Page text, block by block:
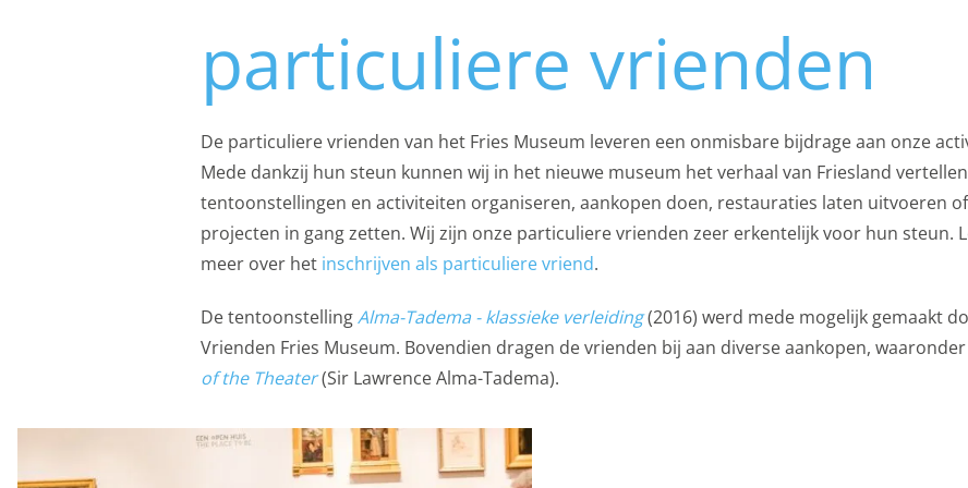
particuliere vrienden
De particuliere vrienden van het Fries Museum leveren een onmisbare bijdrage aan onze
Mede dankzij hun steun kunnen wij in het nieuwe museum het verhaal van Friesland
tentoonstellingen en activiteiten organiseren, aankopen doen, restauraties laten uitvoeren
projecten in gang zetten. Wij zijn onze particuliere vrienden zeer erkentelijk voor hun steun.
meer over het inschrijven als particuliere vriend.
De tentoonstellingAlma-Tadema - klassieke verleiding(2016) werd mede mogelijk gemaakt
Vrienden Fries Museum. Bovendien dragen de vrienden bij aan diverse aankopen, waaronder
of the Theater(Sir Lawrence Alma-Tadema).
Analytische cookies
Met de analyserende cookies doen we kennis op. Deze informatie gebruiken we
weer een beetje beter te maken. Het bezoekgedrag wordt anoniem in beeld
mogelijk die de functionaliteit van de website of app ondersteunt, bijvoorbeeld
opslag mogelijk, zoals cookies (web) of apparaatidentificatoren (apps),
bijvoorbeeld bezoekduur.
Analytische cookies
We gebruiken marketingcookies om je aanbiedingen te sturen waar je ook écht
aanbiedingen baseren we op wat je op de website bekijkt of op jouw
delen met je vrienden via social media. Maakt opslag mogelijk, zoals cookies
apparaatidentificatoren (apps), gerelateerd aan reclame.